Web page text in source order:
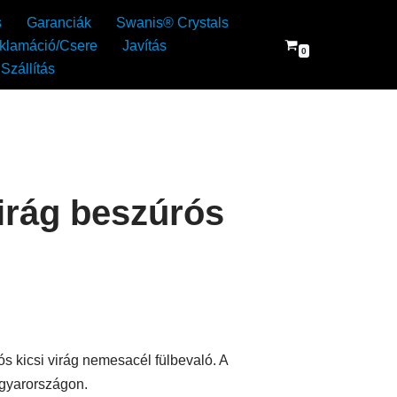
Garanciák
Swanis® Crystals
Csere
Javítás
Szállítás
0
beszúrós
kicsi virág nemesacél fülbevaló. A